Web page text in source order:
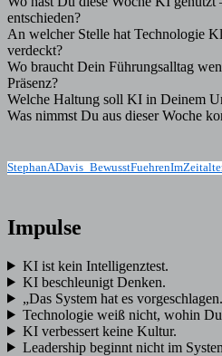
entschieden?
An welcher Stelle hat Technologie
verdeckt?
Wo braucht Dein Führungsalltag
Präsenz?
Welche Haltung soll KI in Deinem
Was nimmst Du aus dieser Woche
Impulse
KI ist kein Intelligenztest.
KI beschleunigt Denken.
„Das System hat es
Technologie weiß nicht, wohin
KI verbessert keine Kultur.
Leadership beginnt nicht im